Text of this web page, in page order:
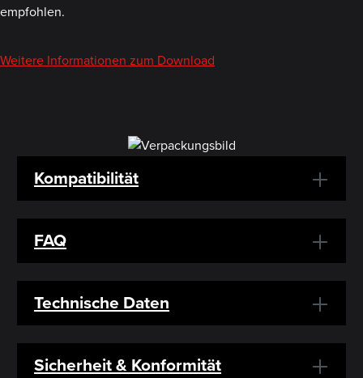
empfohlen.
Weitere Informationen zum Download
Kompatibilität
FAQ
Technische Daten
Sicherheit & Konformität